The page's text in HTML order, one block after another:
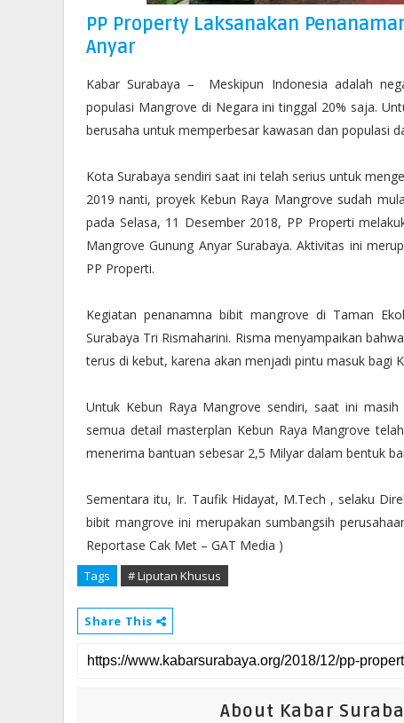
PP Property Laksanakan
Anyar
Kabar Surabaya –
Meskipun Indonesia adalah
populasi Mangrove di Negara ini tinggal 20% saja.
berusaha untuk memperbesar kawasan dan populasi
Kota Surabaya sendiri saat ini telah serius untuk
2019 nanti, proyek Kebun Raya Mangrove sudah
pada Selasa, 11 Desember 2018, PP Properti
Mangrove Gunung Anyar Surabaya. Aktivitas ini
PP Properti.
Kegiatan penanamna bibit mangrove di Taman
Surabaya Tri Rismaharini. Risma menyampaikan
terus di kebut, karena akan menjadi pintu masuk bagi
Untuk Kebun Raya Mangrove sendiri, saat ini
semua detail masterplan Kebun Raya Mangrove
menerima bantuan sebesar 2,5 Milyar dalam bentuk
Sementara itu, Ir. Taufik Hidayat, M.Tech , selaku
bibit mangrove ini merupakan sumbangsih
Reportase Cak Met – GAT Media )
Tags # Liputan Khusus
Share This
About Kabar